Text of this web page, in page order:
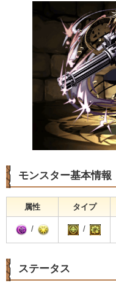
モンスター基本情報
属性 タイプ
/ /
ステータス